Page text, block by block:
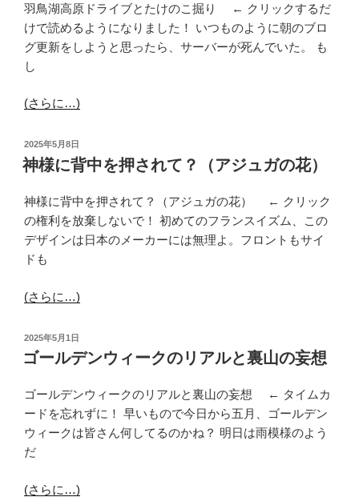
羽鳥湖高原ドライブとたけのこ掘り ← クリックするだ
けで読めるようになりました！ いつものように朝のブロ
グ更新をしようと思ったら、サーバーが死んでいた。 も
し
(さらに…)
投
稿
日:
2025年5月8日
神様に背中を押されて？（アジュガの花）
神様に背中を押されて？（アジュガの花） ← クリック
の権利を放棄しないで！ 初めてのフランスイズム、この
デザインは日本のメーカーには無理よ。フロントもサイ
ドも
(さらに…)
投
稿
日:
2025年5月1日
ゴールデンウィークのリアルと裏山の妄想
ゴールデンウィークのリアルと裏山の妄想 ← タイムカ
ードを忘れずに！ 早いもので今日から五月、ゴールデン
ウィークは皆さん何してるのかね？ 明日は雨模様のよう
だ
(さらに…)